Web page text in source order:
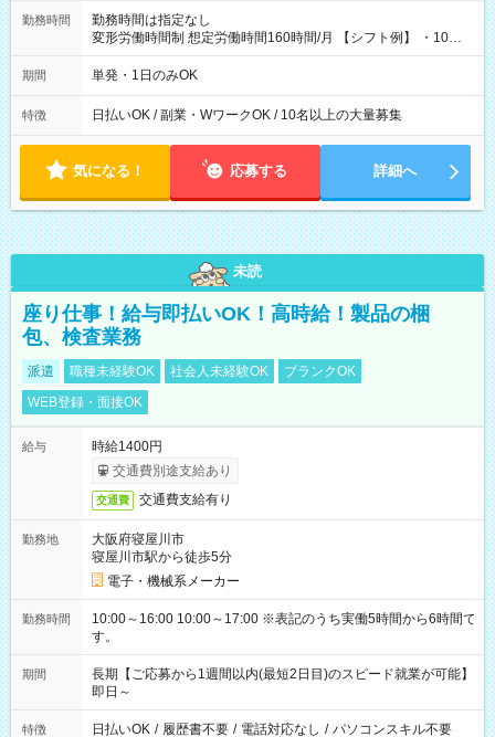
勤務時間
勤務時間は指定なし
変形労働時間制 想定労働時間160時間/月 【シフト例】 ・10：
00～20：00
期間 単発・1日のみOK
特徴 日払いOK / 副業・WワークOK / 10名以上の大量募集
気になる！ 応募する 詳細へ
未読
座り仕事！給与即払いOK！高時給！製品の梱
包、検査業務
派遣 職種未経験OK 社会人未経験OK
ブランクOK
WEB登録・面接OK
給与
時給1400円
交通費別途支給あり
交通費 交通費支給有り
勤務地
大阪府寝屋川市
寝屋川市駅から徒歩5分
電子・機械系メーカー
勤務時間
10:00～16:00 10:00～17:00 ※表記のうち実働5時間から6時間で
す。
期間
長期【ご応募から1週間以内(最短2日目)のスピード就業が可能】
即日～
特徴 日払いOK / 履歴書不要 / 電話対応なし / パソコンスキル不要